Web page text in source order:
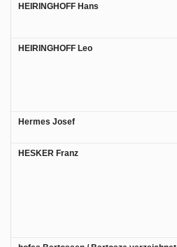
HEIRINGHOFF Hans
HEIRINGHOFF Leo
Hermes Josef
HESKER Franz